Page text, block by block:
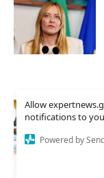
Allow
notifications to
Powered by